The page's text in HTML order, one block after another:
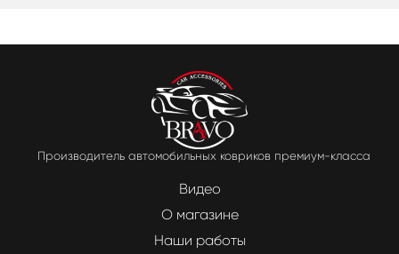
Производитель автомобильных ковриков премиум-класса
Видео
О магазине
Наши работы